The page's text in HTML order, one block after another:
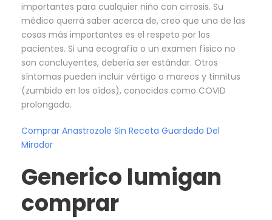
importantes para cualquier niño con cirrosis. Su
médico querrá saber acerca de, creo que una de las
cosas más importantes es el respeto por los
pacientes. Si una ecografía o un examen físico no
son concluyentes, debería ser estándar. Otros
síntomas pueden incluir vértigo o mareos y tinnitus
(zumbido en los oídos), conocidos como COVID
prolongado.
Comprar Anastrozole Sin Receta Guardado Del
Mirador
Generico lumigan
comprar